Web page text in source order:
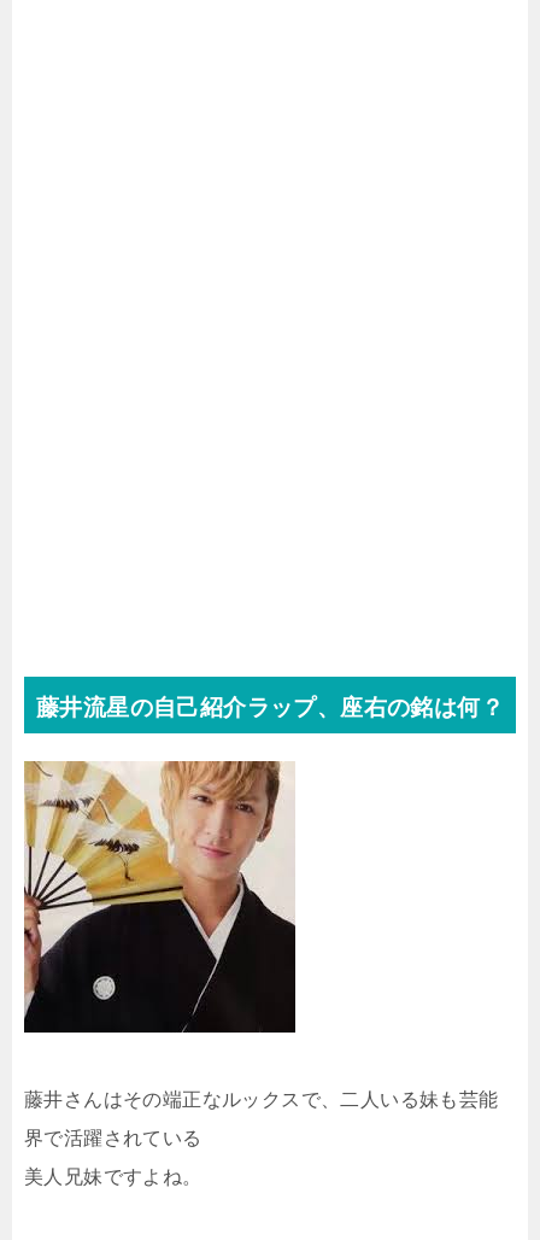
藤井流星の自己紹介ラップ、座右の銘は何？
藤井さんはその端正なルックスで、二人いる妹も芸能
界で活躍されている
美人兄妹ですよね。